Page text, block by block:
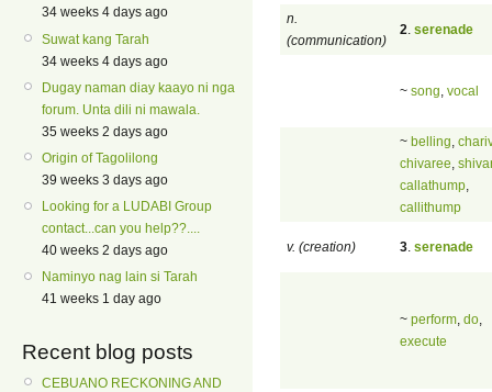
34 weeks 4 days ago
Suwat kang Tarah
34 weeks 4 days ago
Dugay naman diay kaayo ni nga
forum. Unta dili ni mawala.
35 weeks 2 days ago
Origin of Tagolilong
39 weeks 3 days ago
Looking for a LUDABI Group
contact...can you help??....
40 weeks 2 days ago
Naminyo nag lain si Tarah
41 weeks 1 day ago
Recent blog posts
CEBUANO RECKONING AND
n.
(communication)
2 serenade
~ song vocal
~ belling
chivaree
callathump
callithump
v. (creation) 3 serenade
~ perform do
execute